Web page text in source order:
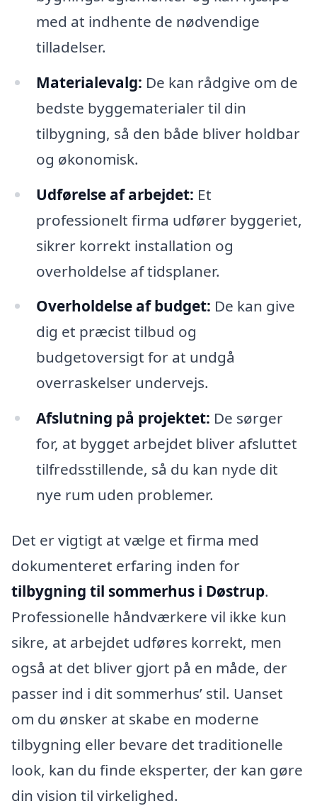
med at indhente de nødvendige
tilladelser.
Materialevalg: De kan rådgive om de
bedste byggematerialer til din
tilbygning, så den både bliver holdbar
og økonomisk.
Udførelse af arbejdet: Et
professionelt firma udfører byggeriet,
sikrer korrekt installation og
overholdelse af tidsplaner.
Overholdelse af budget: De kan give
dig et præcist tilbud og
budgetoversigt for at undgå
overraskelser undervejs.
Afslutning på projektet: De sørger
for, at bygget arbejdet bliver afsluttet
tilfredsstillende, så du kan nyde dit
nye rum uden problemer.
Det er vigtigt at vælge et firma med
dokumenteret erfaring inden for
tilbygning til sommerhus i Døstrup.
Professionelle håndværkere vil ikke kun
sikre, at arbejdet udføres korrekt, men
også at det bliver gjort på en måde, der
passer ind i dit sommerhus’ stil. Uanset
om du ønsker at skabe en moderne
tilbygning eller bevare det traditionelle
look, kan du finde eksperter, der kan gøre
din vision til virkelighed.